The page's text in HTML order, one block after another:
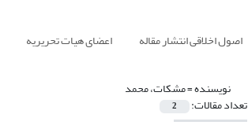
اصول اخلاقی انتشار مقاله اعضای هیات تحریریه
نویسنده =مشکات، محمد
تعداد مقالات: 2